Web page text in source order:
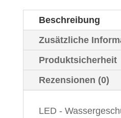
wassergeschützt,
kaltweiß,
einzelne
Lichtstärken
Menge
Beschreibung
Zusätzliche
Produktsicherheit
Rezensionen (0)
LED -